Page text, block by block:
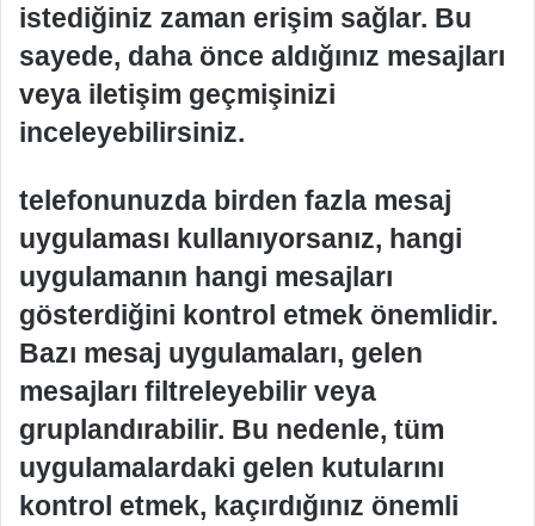
istediğiniz zaman erişim sağlar. Bu
sayede, daha önce aldığınız mesajları
veya iletişim geçmişinizi
inceleyebilirsiniz.
telefonunuzda birden fazla mesaj
uygulaması kullanıyorsanız, hangi
uygulamanın hangi mesajları
gösterdiğini kontrol etmek önemlidir.
Bazı mesaj uygulamaları, gelen
mesajları filtreleyebilir veya
gruplandırabilir. Bu nedenle, tüm
uygulamalardaki gelen kutularını
kontrol etmek, kaçırdığınız önemli